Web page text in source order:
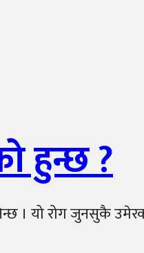
हुन्छ ?
। यो रोग जुनसुकै